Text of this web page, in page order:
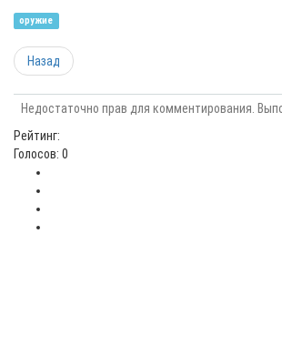
оружие
Назад
Недостаточно прав для комментирования.
Рейтинг:
Голосов: 0